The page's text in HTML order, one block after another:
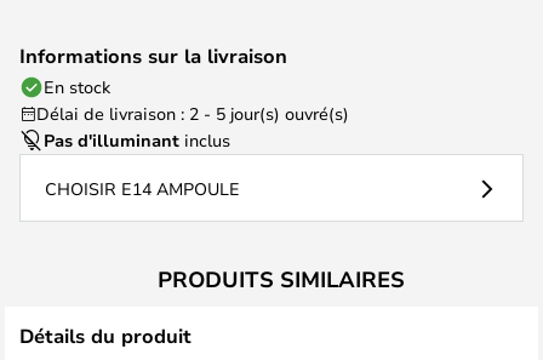
Informations sur la livraison
En stock
Délai de livraison : 2 - 5 jour(s) ouvré(s)
Pas d'illuminant inclus
CHOISIR E14 AMPOULE
PRODUITS SIMILAIRES
Détails du produit